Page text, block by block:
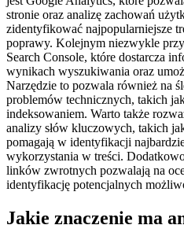
stronie oraz analizę zachowań
zidentyfikować najpopularniejsze
poprawy. Kolejnym niezwykle
Search Console, które dostarcza
wynikach wyszukiwania oraz
Narzędzie to pozwala również na
problemów technicznych, takich
indeksowaniem. Warto także
analizy słów kluczowych, takich
pomagają w identyfikacji
wykorzystania w treści.
linków zwrotnych pozwalają na
identyfikację potencjalnych
Jakie znaczenie ma